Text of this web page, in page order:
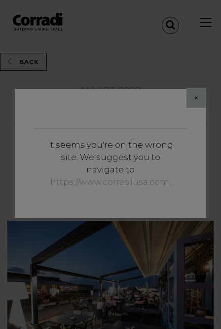
×
It seems you're on the wrong
site. We suggest you to
navigate to
https://www.corradiusa.com.
BACK
MAART 2022
Inzichten
In 2022 staat reizen in het
teken van het welzijn in de